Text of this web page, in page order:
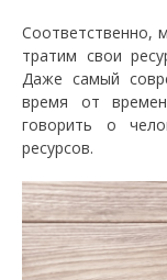
Соответственно,
тратим свои
Даже самый
время от
говорить о
ресурсов.